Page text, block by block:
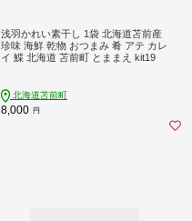
浅羽かれい素干し 1袋 北海道苫前産
珍味 海鮮 乾物 おつまみ 肴 アテ カレ
イ 鰈 北海道 苫前町 とままえ kit19
北海道苫前町
8,000 円